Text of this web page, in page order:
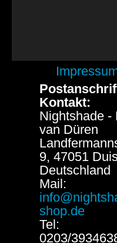
Kontakt:
Nightshade -
van Düren
9, 47051
Deutschland
Mail:
shop.de
Tel:
0203/